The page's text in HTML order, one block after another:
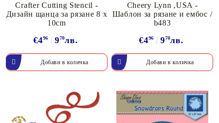
Crafter Cutting Stencil -
Дизайн щанца за рязане 8 x
10cm
€496 970лв.
Cheery Lynn ,USA -
Шаблон за рязане и ембос /
b483
€496 970лв.